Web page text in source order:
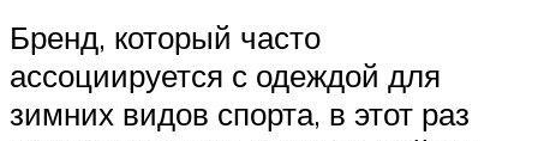
Бренд, который часто
ассоциируется с одеждой для
зимних видов спорта, в этот раз